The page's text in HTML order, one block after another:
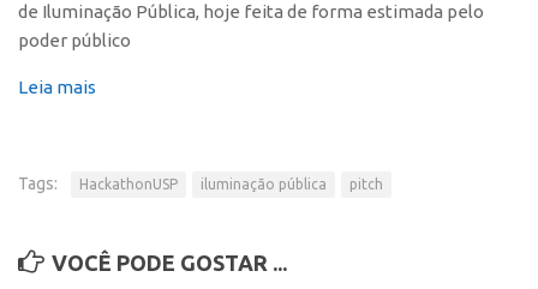
Polo Ribeirão Preto
Bolsa Startup USP
Conexão USP
de Iluminação Pública, hoje feita de forma estimada pelo
poder público
Leia mais
Tags: HackathonUSP iluminação pública pitch
VOCÊ PODE GOSTAR ...